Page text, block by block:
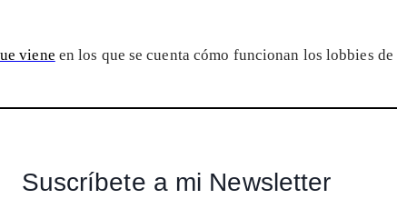
viene en los que se cuenta cómo funcionan los lobbies
Suscríbete a mi Newsletter